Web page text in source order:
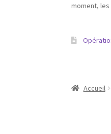
moment, les
Accueil